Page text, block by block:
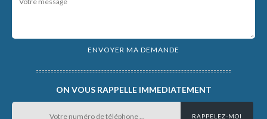
ON VOUS RAPPELLE IMMEDIATEMENT